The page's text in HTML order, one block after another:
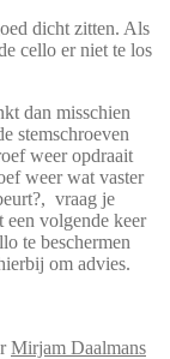
dicht zitten. Als
cello er niet te los
dan misschien
stemschroeven
weer opdraait
weer wat vaster
vraag je
een volgende keer
te beschermen
om advies.
Mirjam Daalmans